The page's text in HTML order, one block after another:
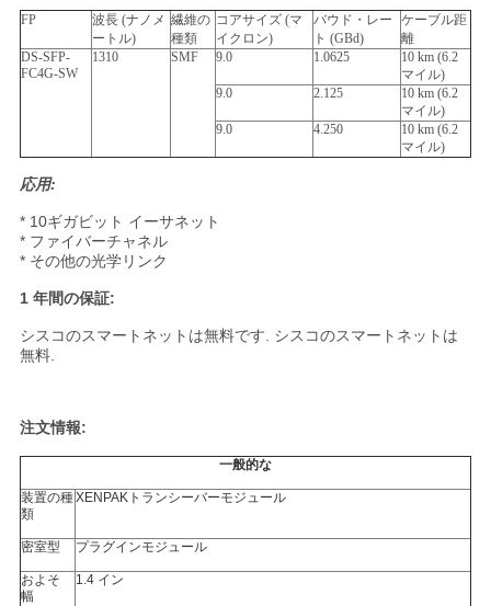
さ
い
ュ
ー
ス
事
SITEMAP
プ
ラ
FP
波長 (ナノメ
ートル)
繊維の
種類
コアサイズ (マ
イクロン)
バウド・レー
ト (GBd)
ケーブル距
離
DS-SFP-
FC4G-SW
1310 SMF 9.0 1.0625
10 km (6.2
マイル)
9.0
2.125
10 km (6.2
マイル)
9.0
4.250
10 km (6.2
マイル)
応用:
* 10ギガビット イーサネット
* ファイバーチャネル
* その他の光学リンク
1 年間の保証:
シスコのスマートネットは無料です. シスコのスマートネットは
無料.
注文情報:
一般的な
装置の種
類
XENPAKトランシーバーモジュール
密室型 プラグインモジュール
およそ
幅
1.4 イン